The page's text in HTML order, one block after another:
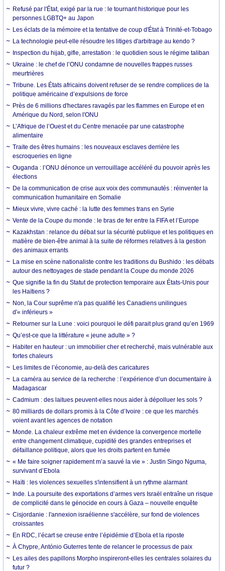
Refusé par l'État, exigé par la rue : le tournant historique pour les
personnes LGBTQ+ au Japon
Les éclats de la mémoire et la tentative de coup d'État à Trinité-et-Tobago
La technologie peut-elle résoudre les litiges d'arbitrage au kendo ?
Inspection du hijab, gifle, arrestation : le quotidien sous le régime taliban
Ukraine : le chef de l’ONU condamne de nouvelles frappes russes
meurtrières
Tribune. Les États africains doivent refuser de se rendre complices de la
politique américaine d’expulsions de force
Près de 6 millions d'hectares ravagés par les flammes en Europe et en
Amérique du Nord, selon l'ONU
L’Afrique de l’Ouest et du Centre menacée par une catastrophe
alimentaire
Traite des êtres humains : les nouveaux esclaves derrière les
escroqueries en ligne
Ouganda : l’ONU dénonce un verrouillage accéléré du pouvoir après les
élections
De la communication de crise aux voix des communautés : réinventer la
communication humanitaire en Somalie
Mieux vivre, vivre caché : la lutte des femmes trans en Syrie
Vente de la Coupe du monde : le bras de fer entre la FIFA et l’Europe
Kazakhstan : relance du débat sur la sécurité publique et les politiques en
matière de bien-être animal à la suite de réformes relatives à la gestion
des animaux errants
La mise en scène nationaliste contre les traditions du Bushido : les débats
autour des nettoyages de stade pendant la Coupe du monde 2026
Que signifie la fin du Statut de protection temporaire aux États-Unis pour
les Haïtiens ?
Non, la Cour suprême n'a pas qualifié les Canadiens unilingues
d'« inférieurs »
Retourner sur la Lune : voici pourquoi le défi parait plus grand qu’en 1969
Qu’est-ce que la littérature « jeune adulte » ?
Habiter en hauteur : un immobilier cher et recherché, mais vulnérable aux
fortes chaleurs
Les limites de l’économie, au-delà des caricatures
La caméra au service de la recherche : l’expérience d’un documentaire à
Madagascar
Cadmium : des laitues peuvent-elles nous aider à dépolluer les sols ?
80 milliards de dollars promis à la Côte d’Ivoire : ce que les marchés
voient avant les agences de notation
Monde. La chaleur extrême met en évidence la convergence mortelle
entre changement climatique, cupidité des grandes entreprises et
défaillance politique, alors que les droits partent en fumée
« Me faire soigner rapidement m’a sauvé la vie » : Justin Singo Nguma,
survivant d’Ebola
Haïti : les violences sexuelles s'intensifient à un rythme alarmant
Inde. La poursuite des exportations d’armes vers Israël entraîne un risque
de complicité dans le génocide en cours à Gaza – nouvelle enquête
Cisjordanie : l'annexion israélienne s'accélère, sur fond de violences
croissantes
En RDC, l’écart se creuse entre l’épidémie d’Ebola et la riposte
À Chypre, António Guterres tente de relancer le processus de paix
Les ailes des papillons Morpho inspireront-elles les centrales solaires du
futur ?